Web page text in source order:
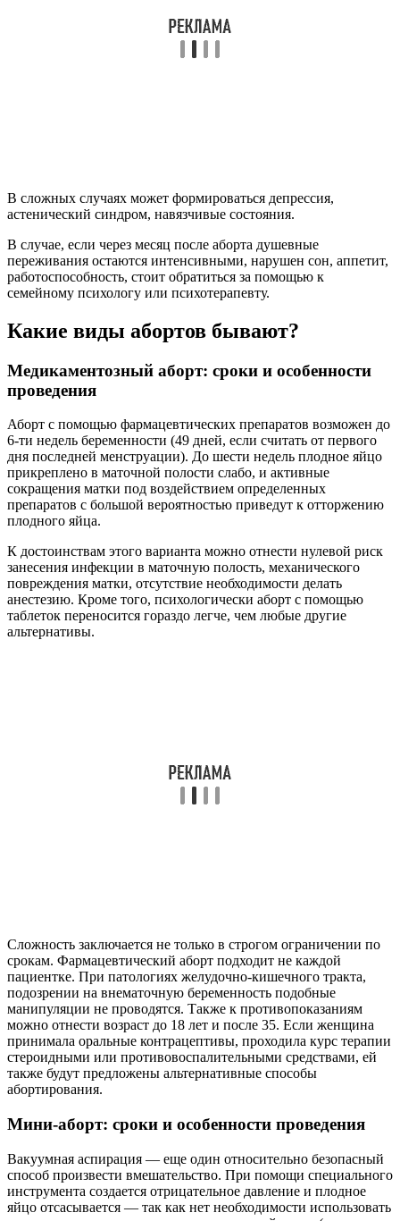
В сложных случаях может формироваться депрессия,
астенический синдром, навязчивые состояния.
В случае, если через месяц после аборта душевные
переживания остаются интенсивными, нарушен сон, аппетит,
работоспособность, стоит обратиться за помощью к
семейному психологу или психотерапевту.
Какие виды абортов бывают?
Медикаментозный аборт: сроки и особенности
проведения
Аборт с помощью фармацевтических препаратов возможен до
6-ти недель беременности (49 дней, если считать от первого
дня последней менструации). До шести недель плодное яйцо
прикреплено в маточной полости слабо, и активные
сокращения матки под воздействием определенных
препаратов с большой вероятностью приведут к отторжению
плодного яйца.
К достоинствам этого варианта можно отнести нулевой риск
занесения инфекции в маточную полость, механического
повреждения матки, отсутствие необходимости делать
анестезию. Кроме того, психологически аборт с помощью
таблеток переносится гораздо легче, чем любые другие
альтернативы.
Сложность заключается не только в строгом ограничении по
срокам. Фармацевтический аборт подходит не каждой
пациентке. При патологиях желудочно-кишечного тракта,
подозрении на внематочную беременность подобные
манипуляции не проводятся. Также к противопоказаниям
можно отнести возраст до 18 лет и после 35. Если женщина
принимала оральные контрацептивы, проходила курс терапии
стероидными или противовоспалительными средствами, ей
также будут предложены альтернативные способы
абортирования.
Мини-аборт: сроки и особенности проведения
Вакуумная аспирация — еще один относительно безопасный
способ произвести вмешательство. При помощи специального
инструмента создается отрицательное давление и плодное
яйцо отсасывается — так как нет необходимости использовать